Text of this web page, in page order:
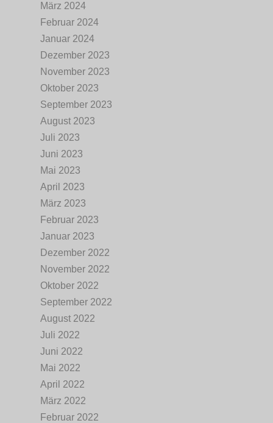
März 2024
Februar 2024
Januar 2024
Dezember 2023
November 2023
Oktober 2023
September 2023
August 2023
Juli 2023
Juni 2023
Mai 2023
April 2023
März 2023
Februar 2023
Januar 2023
Dezember 2022
November 2022
Oktober 2022
September 2022
August 2022
Juli 2022
Juni 2022
Mai 2022
April 2022
März 2022
Februar 2022